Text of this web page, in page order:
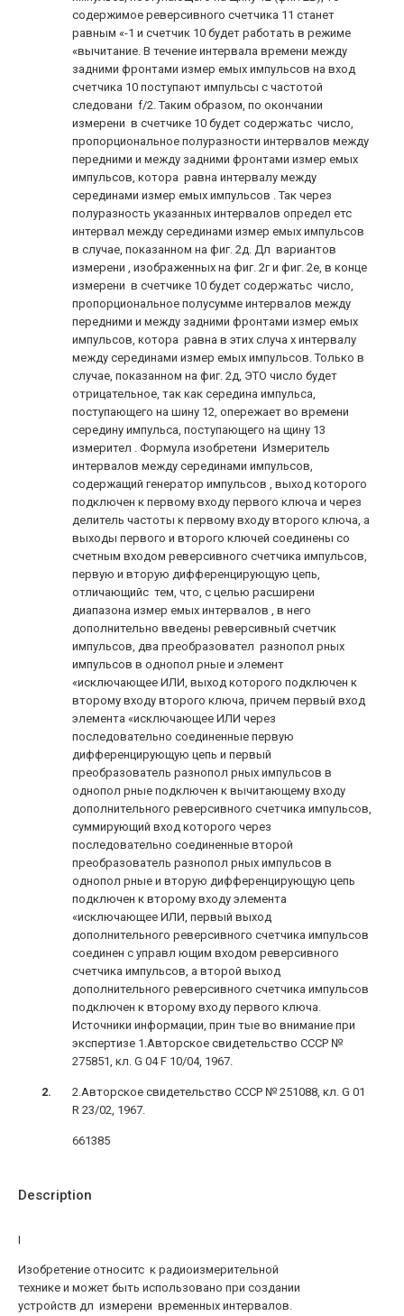
Description
I
Изобретение относитс к радиоизмерительной
технике и может быть использовано при создании
устройств дл измерени временных интервалов.
содержимое реверсивного счетчика 11 станет
равным «-1 и счетчик 10 будет работать в режиме
«вычитание. В течение интервала времени между
задними фронтами измер емых импульсов на вход
счетчика 10 поступают импульсы с частотой
следовани f/2. Таким образом, по окончании
измерени в счетчике 10 будет содержатьс число,
пропорциональное полуразности интервалов между
передними и между задними фронтами измер емых
импульсов, котора равна интервалу между
серединами измер емых импульсов . Так через
полуразность указанных интервалов определ етс
интервал между серединами измер емых импульсов
в случае, показанном на фиг. 2д. Дл вариантов
измерени , изображенных на фиг. 2г и фиг. 2е, в конце
измерени в счетчике 10 будет содержатьс число,
пропорциональное полусумме интервалов между
передними и между задними фронтами измер емых
импульсов, котора равна в этих случа х интервалу
между серединами измер емых импульсов. Только в
случае, показанном на фиг. 2д, ЭТО число будет
отрицательное, так как середина импульса,
поступающего на шину 12, опережает во времени
середину импульса, поступающего на щину 13
измерител . Формула изобретени Измеритель
интервалов между серединами импульсов,
содержащий генератор импульсов , выход которого
подключен к первому входу первого ключа и через
делитель частоты к первому входу второго ключа, а
выходы первого и второго ключей соединены со
счетным входом реверсивного счетчика импульсов,
первую и вторую дифференцирующую цепь,
отличающийс тем, что, с целью расширени
диапазона измер емых интервалов , в него
дополнительно введены реверсивный счетчик
импульсов, два преобразовател разнопол рных
импульсов в однопол рные и элемент
«исключающее ИЛИ, выход которого подключен к
второму входу второго ключа, причем первый вход
элемента «исключающее ИЛИ через
последовательно соединенные первую
дифференцирующую цепь и первый
преобразователь разнопол рных импульсов в
однопол рные подключен к вычитающему входу
дополнительного реверсивного счетчика импульсов,
суммирующий вход которого через
последовательно соединенные второй
преобразователь разнопол рных импульсов в
однопол рные и вторую дифференцирующую цепь
подключен к второму входу элемента
«исключающее ИЛИ, первый выход
дополнительного реверсивного счетчика импульсов
соединен с управл ющим входом реверсивного
счетчика импульсов, а второй выход
дополнительного реверсивного счетчика импульсов
подключен к второму входу первого ключа.
Источники информации, прин тые во внимание при
экспертизе 1.Авторское свидетельство СССР №
275851, кл. G 04 F 10/04, 1967.
2.Авторское свидетельство СССР № 251088, кл. G 01
R 23/02, 1967.
661385